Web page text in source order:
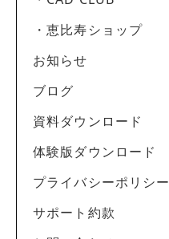
・恵比寿ショップ
お知らせ
ブログ
資料ダウンロード
体験版ダウンロード
プライバシーポリシー
サポート約款